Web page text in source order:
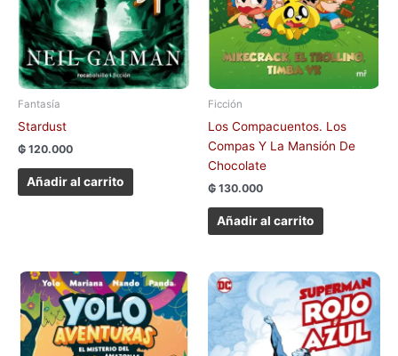
Fantasía
Stardust
₲ 120.000
Añadir al carrito
Ficción
Los Compacuentos. Los
Compas Y La Mansión De
Chocolate
₲ 130.000
Añadir al carrito